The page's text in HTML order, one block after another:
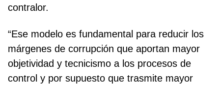
contralor.
“Ese modelo es fundamental para reducir los
márgenes de corrupción que aportan mayor
objetividad y tecnicismo a los procesos de
control y por supuesto que trasmite mayor